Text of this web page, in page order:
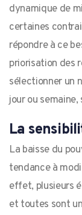
dynamique de
certaines
répondre à ce
priorisation des
sélectionner un
jour ou
La
La baisse du
tendance à
effet, plusieurs
et toutes sont